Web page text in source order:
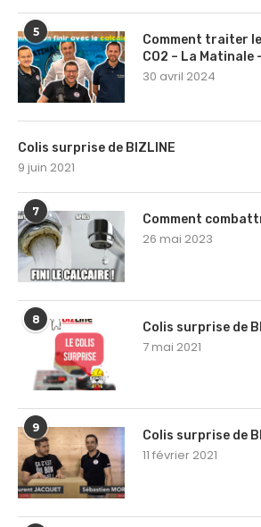
5
Comment traiter
CO2 – La Matinale
30 avril 2024
Colis surprise de BIZLINE
9 juin 2021
7
Comment
26 mai 2023
8
Colis surprise de
7 mai 2021
9
Colis surprise de
11 février 2021